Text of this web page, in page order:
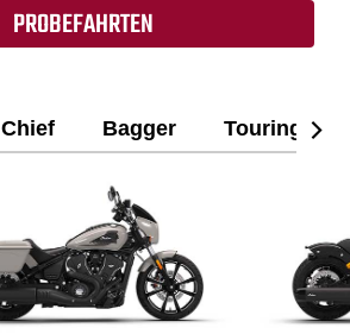
PROBEFAHRTEN
Chief Bagger Touring